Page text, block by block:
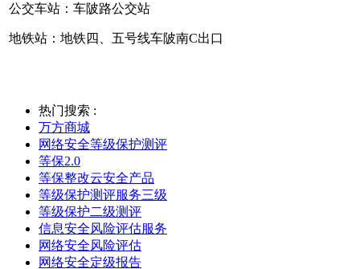
公交车站：车陂路公交站
地铁站：地铁四、五号线车陂南C出口
热门搜索 :
万方商城
网络安全等级保护测评
等保2.0
等保整改云安全产品
等级保护测评服务三级
等级保护二级测评
信息安全风险评估服务
网络安全风险评估
网络安全定级报告